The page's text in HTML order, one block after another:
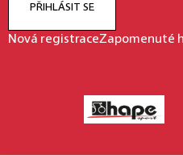
PŘIHLÁSIT SE
Nová registraceZapomenuté